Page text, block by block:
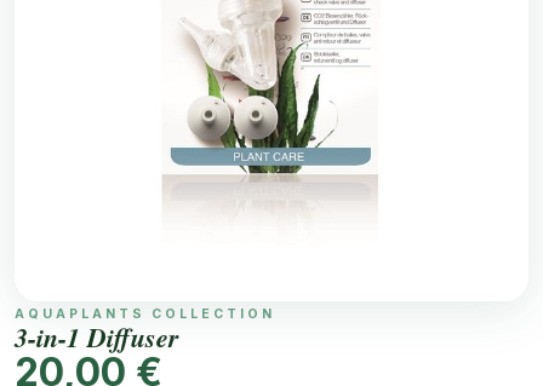
AQUAPLANTS COLLECTION
3-in-1 Diffuser
20,00 €